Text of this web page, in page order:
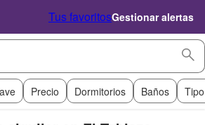
Tus favoritosGestionar alertas
Precio Dormitorios Baños